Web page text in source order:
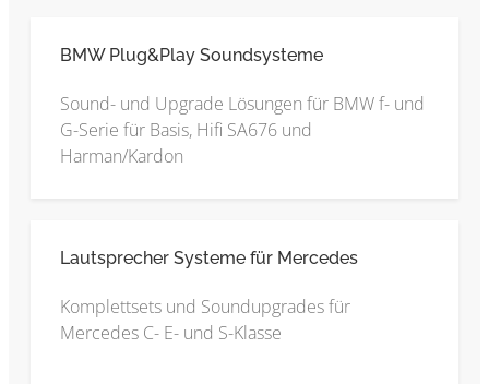
BMW Plug&Play Soundsysteme
Sound- und Upgrade Lösungen für BMW f- und
G-Serie für Basis, Hifi SA676 und
Harman/Kardon
Lautsprecher Systeme für Mercedes
Komplettsets und Soundupgrades für
Mercedes C- E- und S-Klasse